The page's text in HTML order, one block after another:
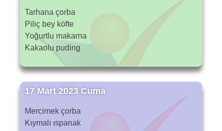
Tarhana çorba
Piliç bey köfte
Yoğurtlu makarna
Kakaolu puding
17 Mart 2023 Cuma
Mercimek çorba
Kıymalı ıspanak